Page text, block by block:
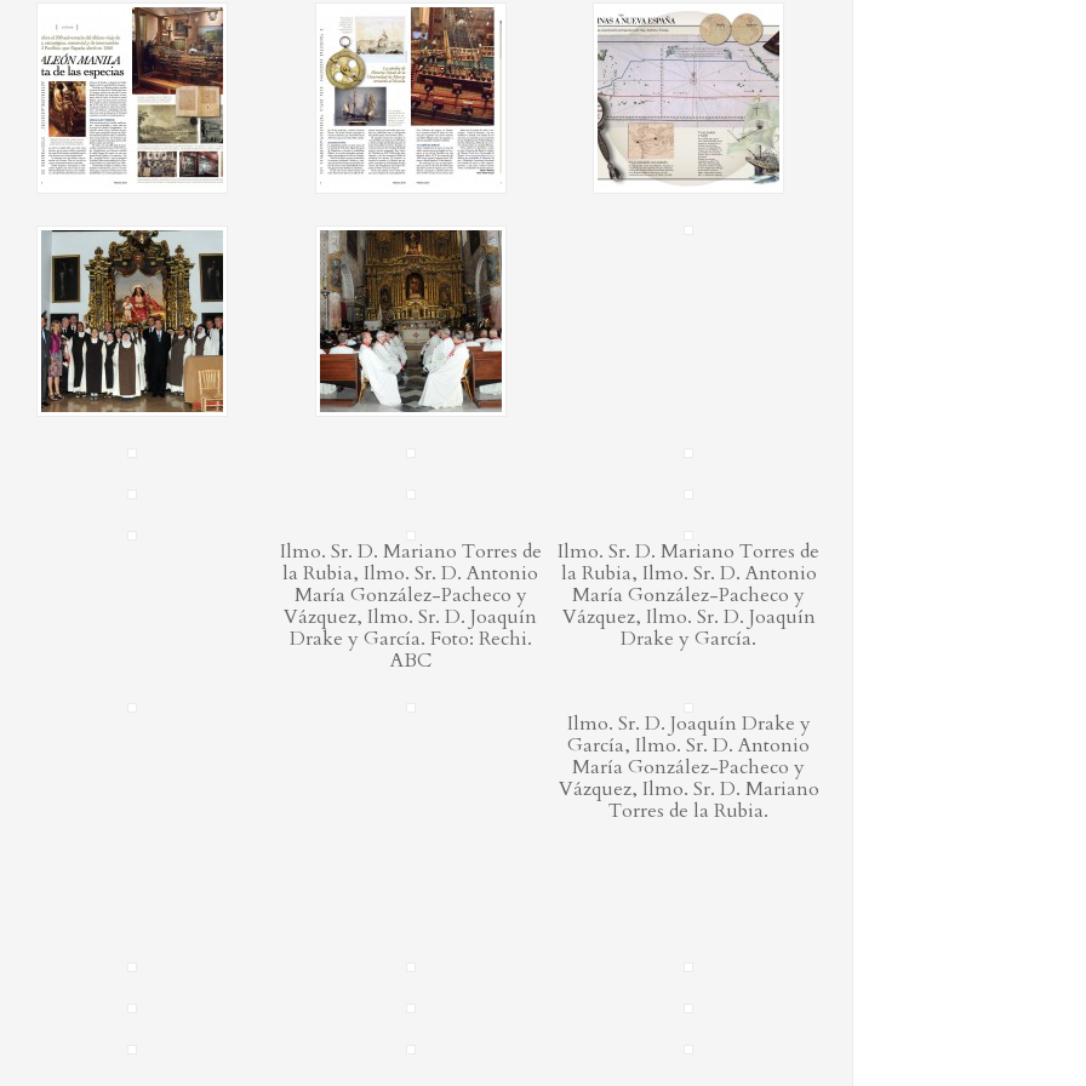
Ilmo. Sr. D. Mariano Torres de
la Rubia, Ilmo. Sr. D. Antonio
María González-Pacheco y
Vázquez, Ilmo. Sr. D. Joaquín
Drake y García. Foto: Rechi.
ABC
Ilmo. Sr. D. Mariano Torres de
la Rubia, Ilmo. Sr. D. Antonio
María González-Pacheco y
Vázquez, Ilmo. Sr. D. Joaquín
Drake y García.
Ilmo. Sr. D. Joaquín Drake y
García, Ilmo. Sr. D. Antonio
María González-Pacheco y
Vázquez, Ilmo. Sr. D. Mariano
Torres de la Rubia.